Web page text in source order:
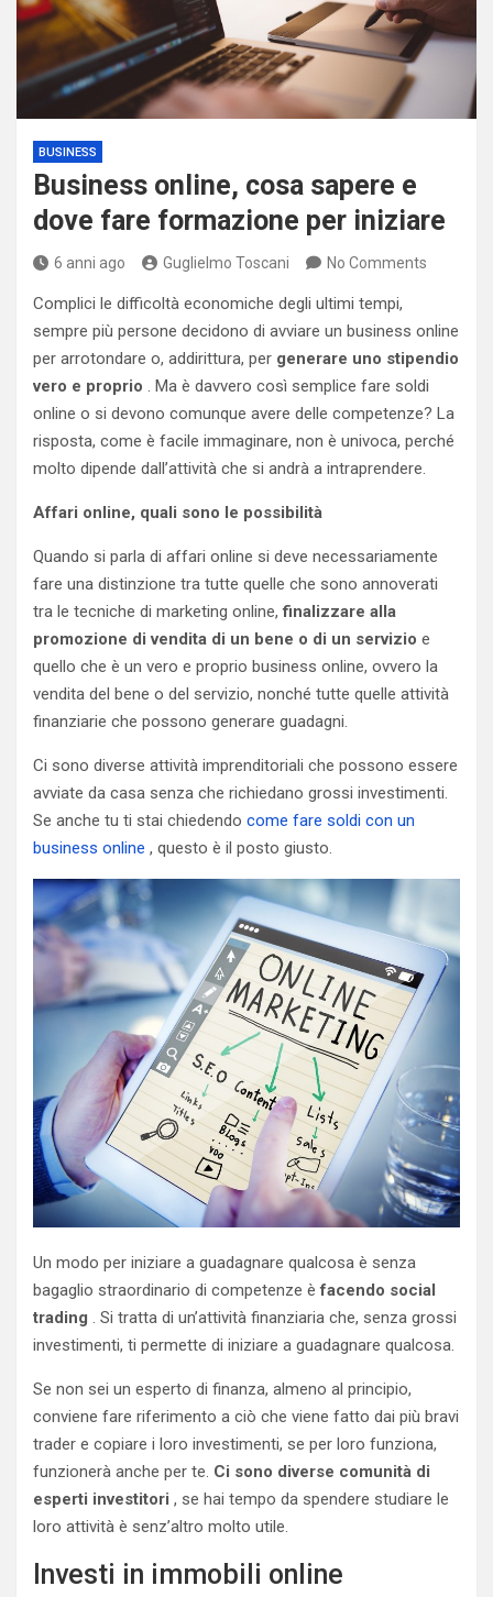
BUSINESS
Business online, cosa sapere e
dove fare formazione per iniziare
6 anni ago Guglielmo Toscani No Comments
Complici le difficoltà economiche degli ultimi tempi,
sempre più persone decidono di avviare un business online
per arrotondare o, addirittura, per generare uno stipendio
vero e proprio . Ma è davvero così semplice fare soldi
online o si devono comunque avere delle competenze? La
risposta, come è facile immaginare, non è univoca, perché
molto dipende dall’attività che si andrà a intraprendere.
Affari online, quali sono le possibilità
Quando si parla di affari online si deve necessariamente
fare una distinzione tra tutte quelle che sono annoverati
tra le tecniche di marketing online,finalizzare alla
promozione di vendita di un bene o di un servizio e
quello che è un vero e proprio business online, ovvero la
vendita del bene o del servizio, nonché tutte quelle attività
finanziarie che possono generare guadagni.
Ci sono diverse attività imprenditoriali che possono essere
avviate da casa senza che richiedano grossi investimenti.
Se anche tu ti stai chiedendo come fare soldi con un
business online , questo è il posto giusto.
Un modo per iniziare a guadagnare qualcosa è senza
bagaglio straordinario di competenze èfacendo social
trading . Si tratta di un’attività finanziaria che, senza grossi
investimenti, ti permette di iniziare a guadagnare qualcosa.
Se non sei un esperto di finanza, almeno al principio,
conviene fare riferimento a ciò che viene fatto dai più bravi
trader e copiare i loro investimenti, se per loro funziona,
funzionerà anche per te. Ci sono diverse comunità di
esperti investitori , se hai tempo da spendere studiare le
loro attività è senz’altro molto utile.
Investi in immobili online